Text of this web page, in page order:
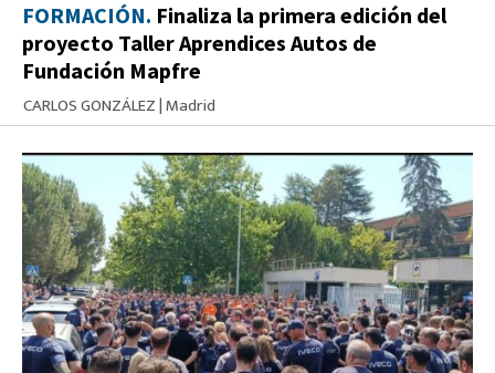
FORMACIÓN. Finaliza la primera edición del
proyecto Taller Aprendices Autos de
Fundación Mapfre
CARLOS GONZÁLEZ|Madrid